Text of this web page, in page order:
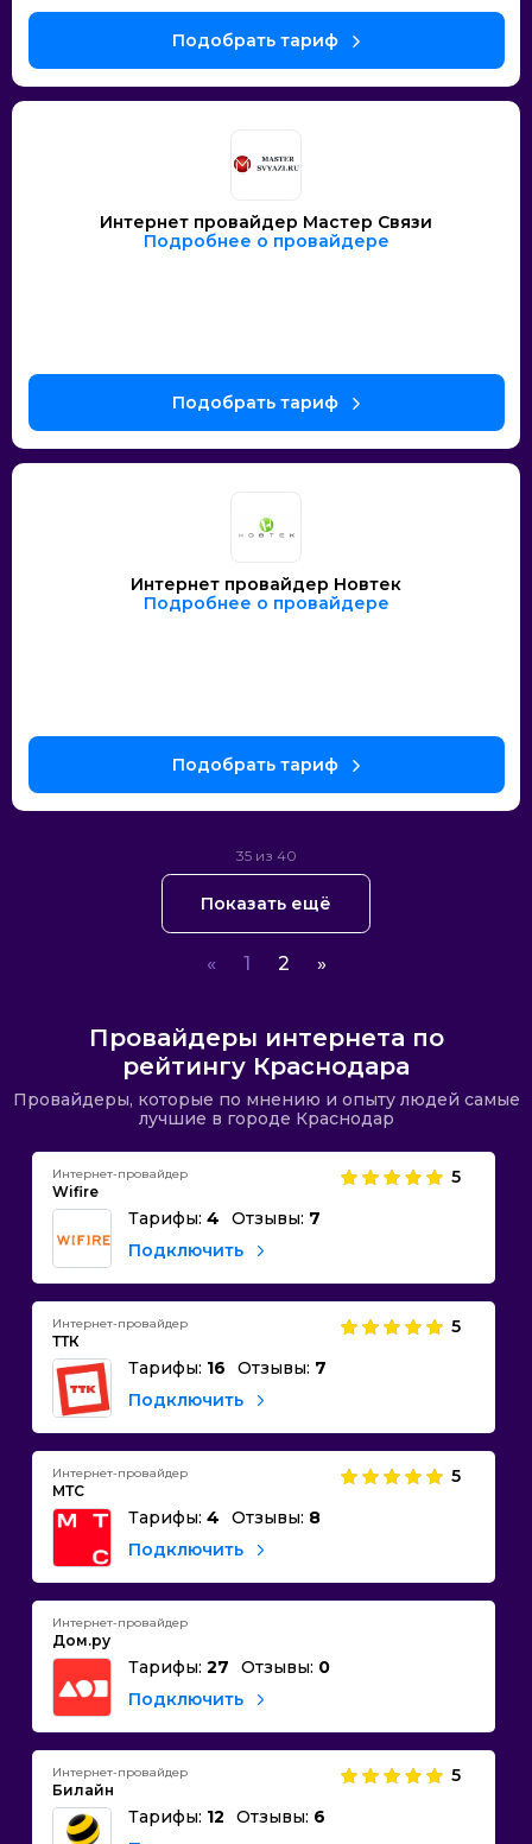
Интернет провайдер Мастер Связи
Подробнее о провайдере
Интернет провайдер Новтек
Подробнее о провайдере
Показать ещё
35 из 40
« 1 2 »
Провайдеры интернета по
рейтингу Краснодара
Провайдеры, которые по мнению и опыту людей самые
лучшие в городе Краснодар
Интернет-провайдер
Wifire
5
Тарифы: 4 Отзывы: 7
Подключить
Интернет-провайдер
ТТК
5
Тарифы: 16 Отзывы: 7
Подключить
Интернет-провайдер
МТС
5
Тарифы: 4 Отзывы: 8
Подключить
Интернет-провайдер
Дом.ру
Тарифы: 27 Отзывы: 0
Подключить
Интернет-провайдер
Билайн
5
Тарифы: 12 Отзывы: 6